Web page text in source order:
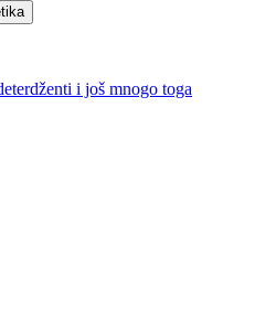
i još mnogo toga